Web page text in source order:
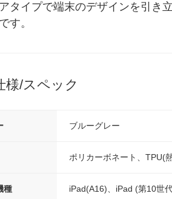
タイプで端末のデザインを引き
す。
様/スペック
ブルーグレー
ポリカーボネート、TPU(
種 iPad(A16)、iPad (第10世